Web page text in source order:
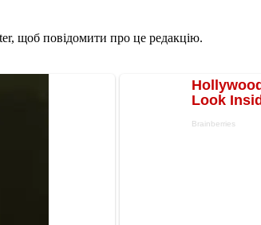
щоб повідомити про це редакцію.